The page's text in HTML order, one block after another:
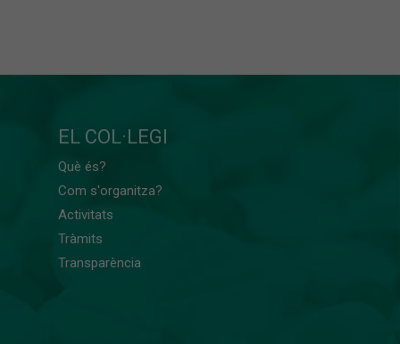
EL COL·LEGI
Què és?
Com s'organitza?
Activitats
Tràmits
Transparència